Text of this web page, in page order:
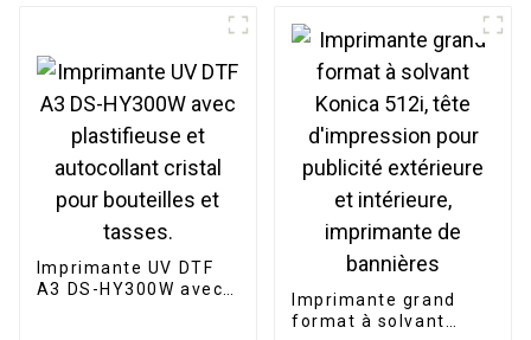
Imprimante UV DTF
A3 DS-HY300W avec
Imprimante grand
format à solvant